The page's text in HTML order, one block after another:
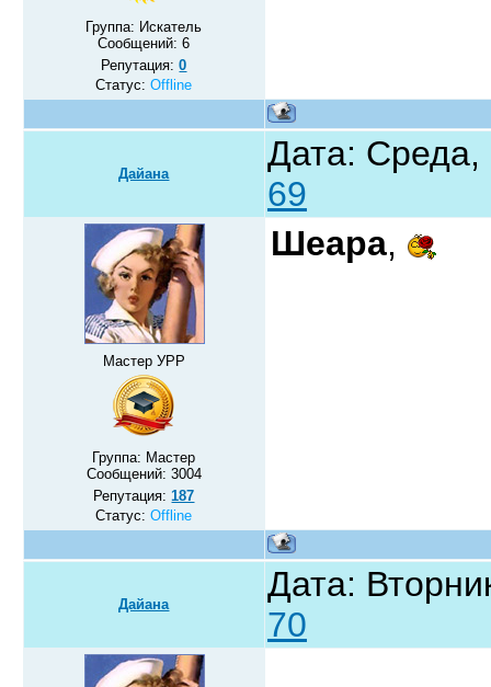
Группа: Искатель
Сообщений:6
Репутация:0
Статус:Offline
Дайана
Дата:
69
Мастер УРР
Группа: Мастер
Сообщений: 3004
Репутация:187
Статус:Offline
Шеара,
Дайана
Дата:
70